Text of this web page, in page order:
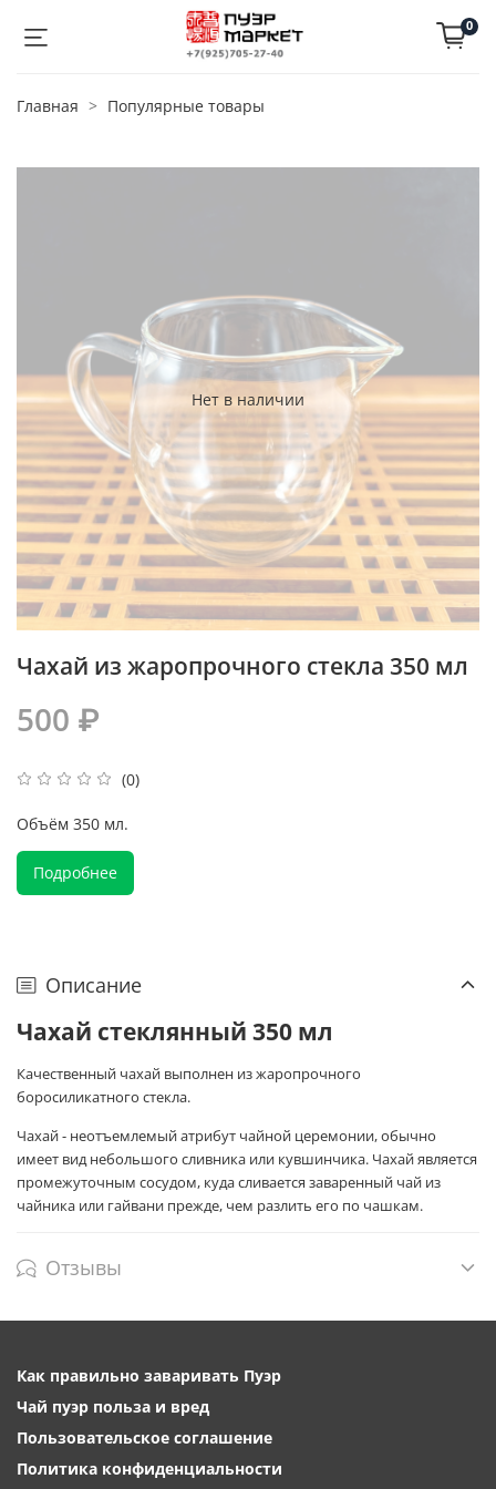
0
Главная Популярные товары
Нет в наличии
Чахай из жаропрочного стекла 350 мл
(0)
500 ₽
Объём 350 мл.
Подробнее
Описание
Чахай стеклянный 350 мл
Качественный чахай выполнен из жаропрочного
боросиликатного стекла.
Чахай - неотъемлемый атрибут чайной церемонии, обычно
имеет вид небольшого сливника или кувшинчика. Чахай является
промежуточным сосудом, куда сливается заваренный чай из
чайника или гайвани прежде, чем разлить его по чашкам.
Отзывы
Как правильно заваривать Пуэр
Чай пуэр польза и вред
Пользовательское соглашение
Политика конфиденциальности